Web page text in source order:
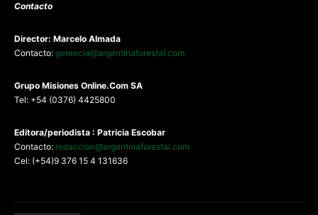
Contacto
Director: Marcelo Almada
Contacto: gerencia@argentinaforestal.com
Grupo Misiones Online.Com SA
Tel: +54 (0376) 4425800
Editora/periodista : Patricia Escobar
Contacto: redaccion@argentinaforestal.com
Cel: (+54)9 376 15 4 131636